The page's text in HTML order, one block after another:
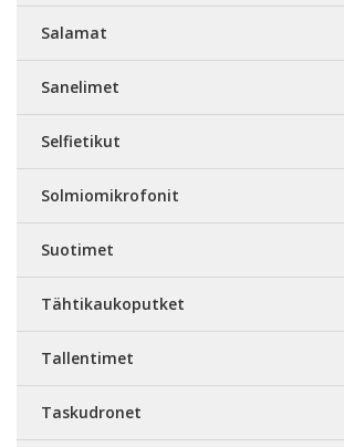
Salamat
Sanelimet
Selfietikut
Solmiomikrofonit
Suotimet
Tähtikaukoputket
Tallentimet
Taskudronet